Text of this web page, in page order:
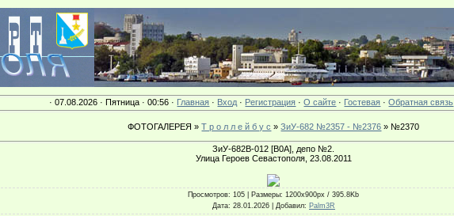
· 07.08.2026 · Пятница · 00:56 · Главная · Вход · Регистрация ·О сайте · Гостевая ·Обратная связь
ФОТОГАЛЕРЕЯ »Т р о л л е й б у с »ЗиУ-682 №2357 - №2376 » №2370
ЗиУ-682В-012 [В0А], депо №2.
Улица Героев Севастополя, 23.08.2011
Просмотров: 105 | Размеры: 1200x900px / 395.8Kb
Дата: 28.01.2026 | Добавил: Palm3R